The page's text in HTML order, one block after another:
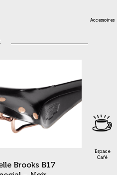
Accessoires
Espace
Café
Brooks B17